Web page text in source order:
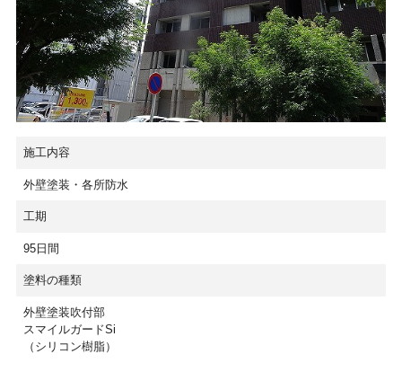
施工内容
外壁塗装・各所防水
工期
95日間
塗料の種類
外壁塗装吹付部
スマイルガードSi
（シリコン樹脂）